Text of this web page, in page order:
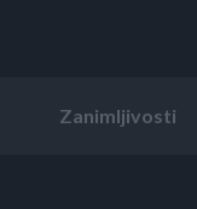
Zanimljivosti